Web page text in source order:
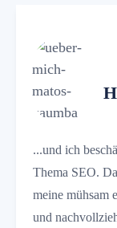
...und ich
Thema SEO.
meine mühsam
und